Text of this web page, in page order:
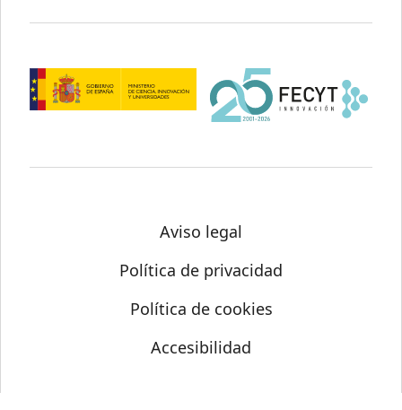
Aviso legal
Política de privacidad
Política de cookies
Accesibilidad